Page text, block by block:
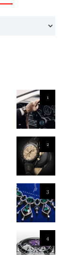
1
2
3
4